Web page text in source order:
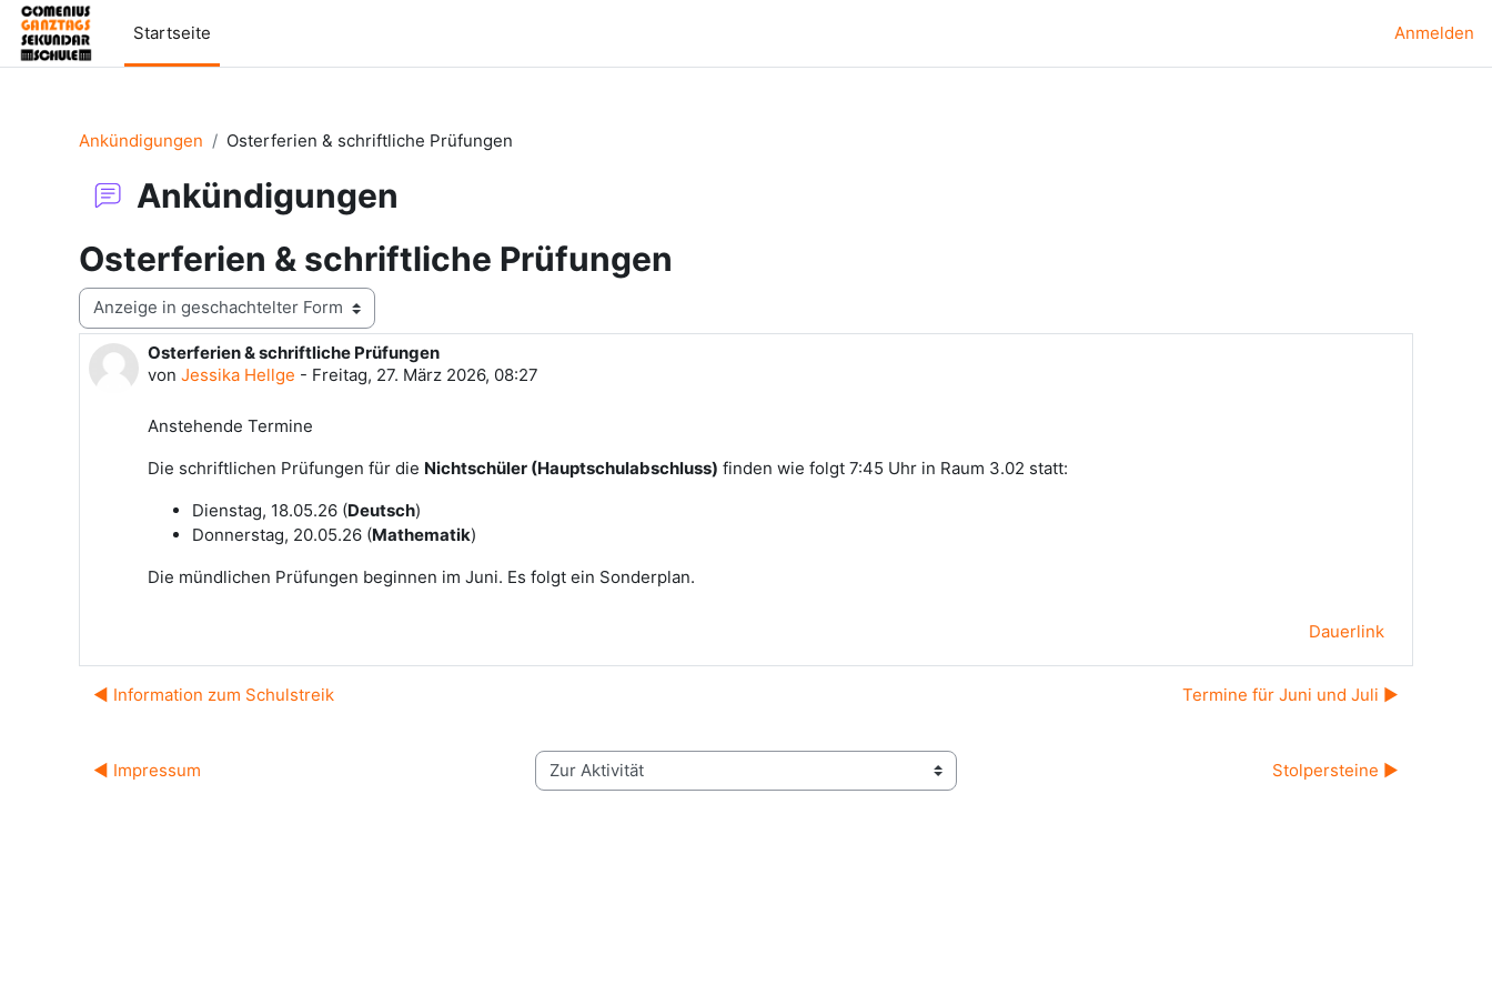
Zum Hauptinhalt
Startseite
Anmelden
Ankündigungen Osterferien & schriftliche Prüfungen
Ankündigungen
Osterferien & schriftliche Prüfungen
Anzeigemodus
Osterferien & schriftliche Prüfungen
von Jessika Hellge - Freitag, 27. März 2026, 08:27
Anzahl Antworten: 0
Anstehende Termine
Die schriftlichen Prüfungen für die Nichtschüler (Hauptschulabschluss) finden wie folgt 7:45 Uhr in Raum 3.02 statt:
Dienstag, 18.05.26 (Deutsch)
Donnerstag, 20.05.26 (Mathematik)
Die mündlichen Prüfungen beginnen im Juni. Es folgt ein Sonderplan.
Dauerlink
◀︎ Information zum Schulstreik Termine für Juni und Juli ▶︎
◀︎ Impressum Zur Aktivität Stolpersteine ▶︎